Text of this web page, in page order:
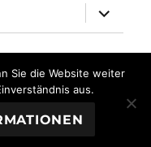
öffnen
Stolz präsentiert
Sie die Website weiter
aus.